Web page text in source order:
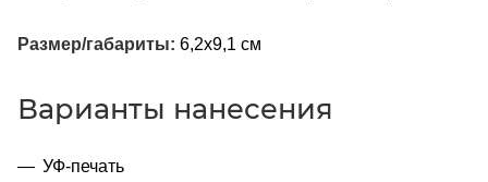
Размер/габариты: 6,2х9,1 см
Варианты нанесения
УФ-печать